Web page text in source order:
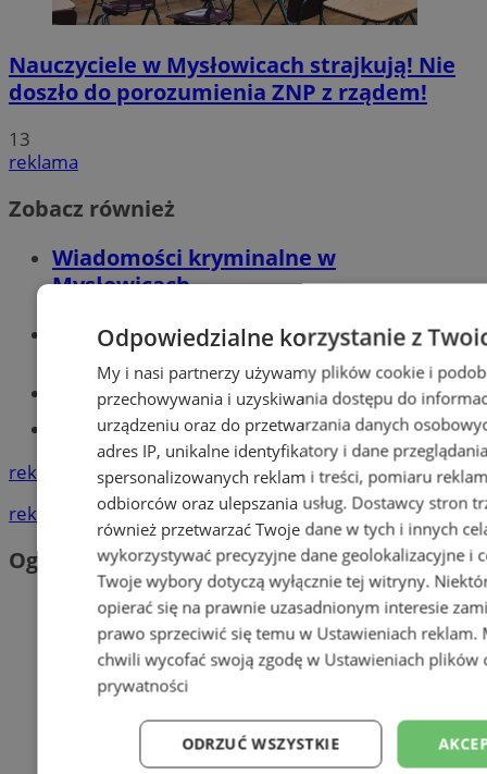
Nauczyciele w Mysłowicach strajkują! Nie
doszło do porozumienia ZNP z rządem!
13
reklama
Zobacz również
Wiadomości kryminalne w
Mysłowicach
Wiadomości lokalne
Kursy języka angielskiego
Tworzenie stron www - Mysłowice
reklama
reklama
Ogłoszenia
Odpowiedzialne korzystanie z
My i nasi partnerzy używamy plików cookie i
przechowywania i uzyskiwania dostępu do
urządzeniu oraz do przetwarzania danych
adres IP, unikalne identyfikatory i dane
spersonalizowanych reklam i treści, pomiaru
odbiorców oraz ulepszania usług. Dostawcy stron
również przetwarzać Twoje dane w tych i innych
wykorzystywać precyzyjne dane geolokalizacyjne i
Twoje wybory dotyczą wyłącznie tej witryny.
opierać się na prawnie uzasadnionym interesie
prawo sprzeciwić się temu w Ustawieniach reklam.
chwili wycofać swoją zgodę w Ustawieniach plików
prywatności
ODRZUĆ WSZYSTKIE